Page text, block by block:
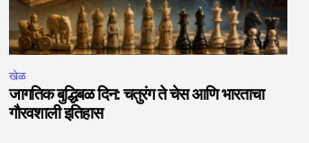
खेळ
जागतिक बुद्धिबळ दिन: चतुरंग ते चेस आणि भारताचा
गौरवशाली इतिहास